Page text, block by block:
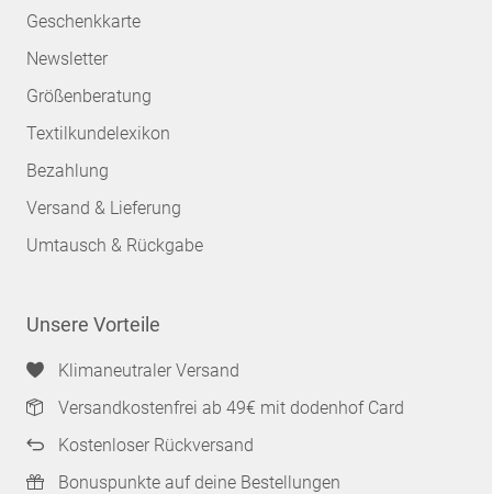
Geschenkkarte
Newsletter
Größenberatung
Textilkundelexikon
Bezahlung
Versand & Lieferung
Umtausch & Rückgabe
Unsere Vorteile
Klimaneutraler Versand
Versandkostenfrei ab 49€ mit dodenhof Card
Kostenloser Rückversand
Bonuspunkte auf deine Bestellungen